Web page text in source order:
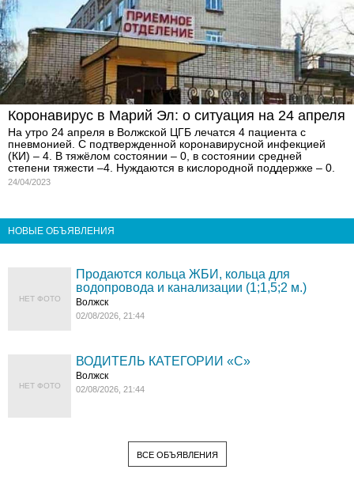
Коронавирус в Марий Эл: о ситуация на 24 апреля
На утро 24 апреля в Волжской ЦГБ лечатся 4 пациента с
пневмонией. С подтвержденной коронавирусной инфекцией
(КИ) – 4. В тяжёлом состоянии – 0, в состоянии средней
степени тяжести –4. Нуждаются в кислородной поддержке – 0.
24/04/2023
НОВЫЕ ОБЪЯВЛЕНИЯ
НЕТ ФОТО
Продаются кольца ЖБИ, кольца для
водопровода и канализации (1;1,5;2 м.)
Волжск
02/08/2026, 21:44
НЕТ ФОТО
ВОДИТЕЛЬ КАТЕГОРИИ «C»
Волжск
02/08/2026, 21:44
ВСЕ ОБЪЯВЛЕНИЯ